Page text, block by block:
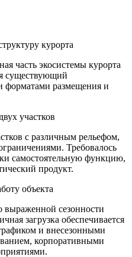
курорта
часть экосистемы курорта
существующий
форматами размещения и
участков
с различным рельефом,
Требовалось
самостоятельную функцию,
продукт.
объекта
выраженной сезонности
загрузка обеспечивается
и внесезонными
корпоративными